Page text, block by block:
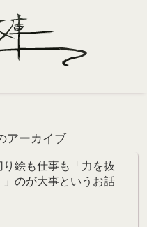
アーカイブ
り絵も仕事も「力を抜
」のが大事というお話